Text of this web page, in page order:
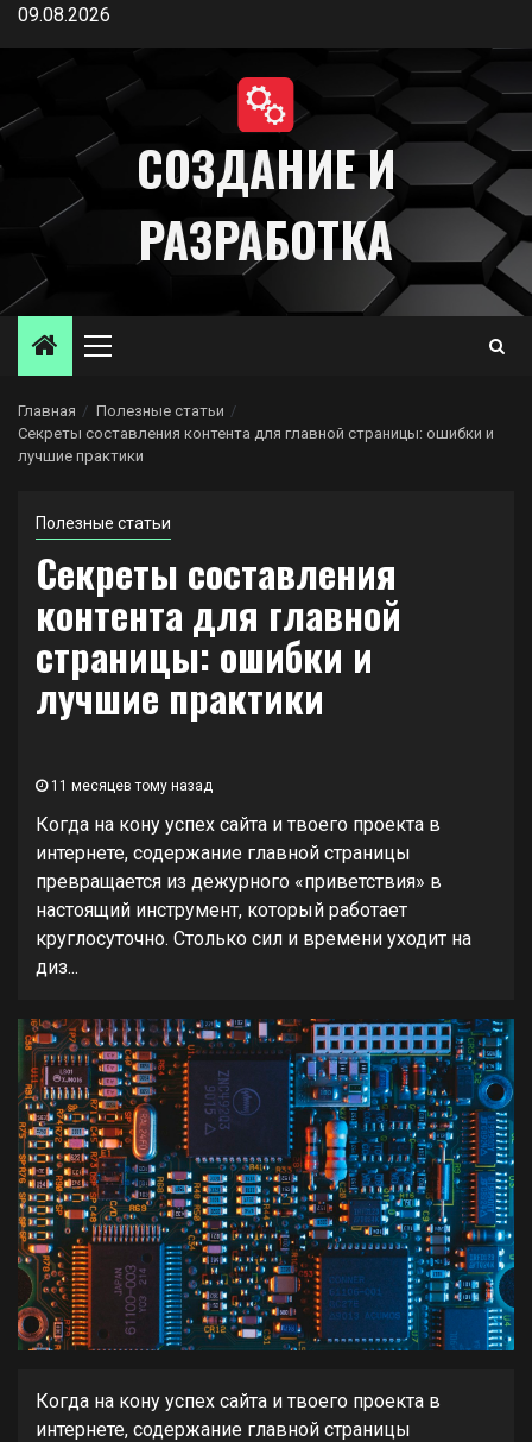
Перейти
содержимому
09.08.2026
СОЗДАНИЕ И
РАЗРАБОТКА
Основное
Главная
Полезные статьи
Секреты составления контента для главной страницы: ошибки и
лучшие практики
Полезные статьи
Секреты составления
контента для главной
страницы: ошибки и
лучшие практики
11 месяцев тому назад
Когда на кону успех сайта и твоего проекта в
интернете, содержание главной страницы
превращается из дежурного «приветствия» в
настоящий инструмент, который работает
круглосуточно. Столько сил и времени уходит на
диз...
Когда на кону успех сайта и твоего проекта в
интернете, содержание главной страницы